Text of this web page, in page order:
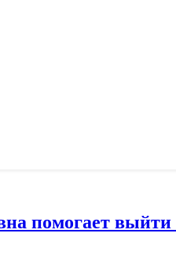
помогает выйти